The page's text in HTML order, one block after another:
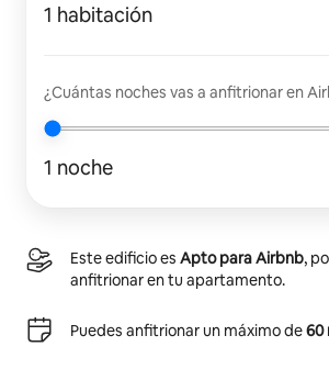
1 habitación
¿Cuántas noches vas a anfitrionar en
1 noche
Este edificio es Apto para Airbnb,
anfitrionar en tu apartamento.
Puedes anfitrionar un máximo de60